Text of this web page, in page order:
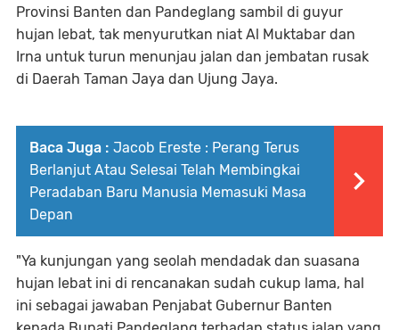
Provinsi Banten dan Pandeglang sambil di guyur
hujan lebat, tak menyurutkan niat Al Muktabar dan
Irna untuk turun menunjau jalan dan jembatan rusak
di Daerah Taman Jaya dan Ujung Jaya.
Baca Juga : Jacob Ereste : Perang Terus
Berlanjut Atau Selesai Telah Membingkai
Peradaban Baru Manusia Memasuki Masa
Depan
"Ya kunjungan yang seolah mendadak dan suasana
hujan lebat ini di rencanakan sudah cukup lama, hal
ini sebagai jawaban Penjabat Gubernur Banten